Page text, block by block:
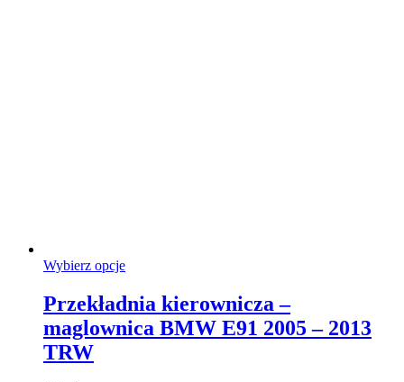
Wybierz opcjeTen
ma
wiele
wariantów.
Przekładnia kierownicza –
maglownica BMW E91 2005 – 2013
TRW